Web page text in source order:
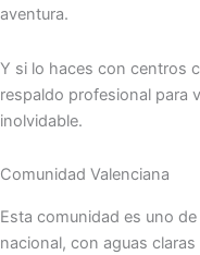
aventura.
Y si lo haces con centros
respaldo profesional para
inolvidable.
Comunidad Valenciana
Esta comunidad es uno
nacional, con aguas